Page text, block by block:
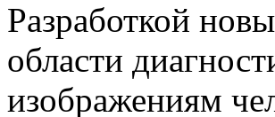
Разработкой
области
изображениям